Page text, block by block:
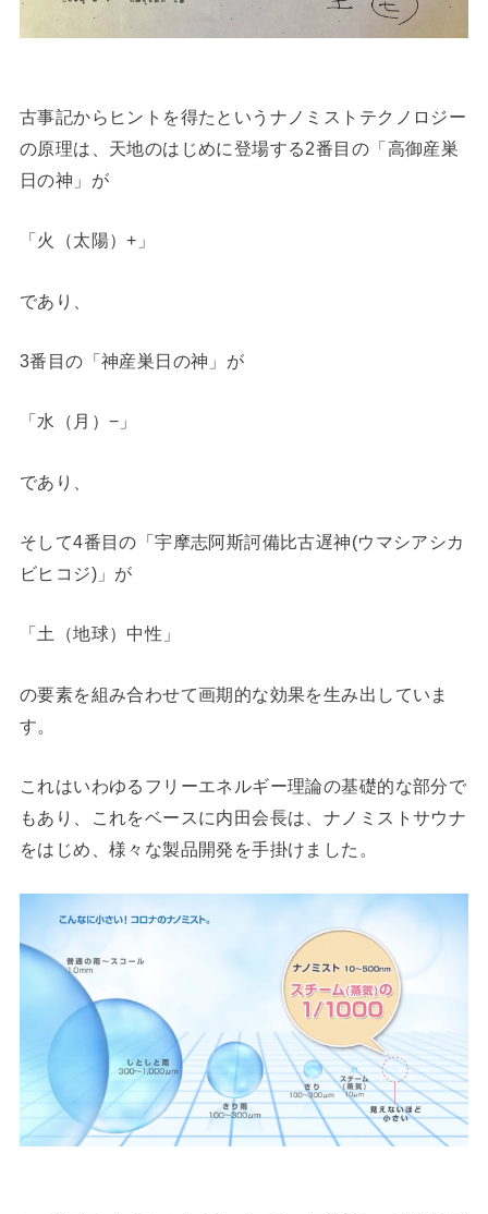
古事記からヒントを得たというナノミストテクノロジー
の原理は、天地のはじめに登場する2番目の「高御産巣
日の神」が
「火（太陽）+」
であり、
3番目の「神産巣日の神」が
「水（月）−」
であり、
そして4番目の「宇摩志阿斯訶備比古遅神(ウマシアシカ
ビヒコジ)」が
「土（地球）中性」
の要素を組み合わせて画期的な効果を生み出していま
す。
これはいわゆるフリーエネルギー理論の基礎的な部分で
もあり、これをベースに内田会長は、ナノミストサウナ
をはじめ、様々な製品開発を手掛けました。